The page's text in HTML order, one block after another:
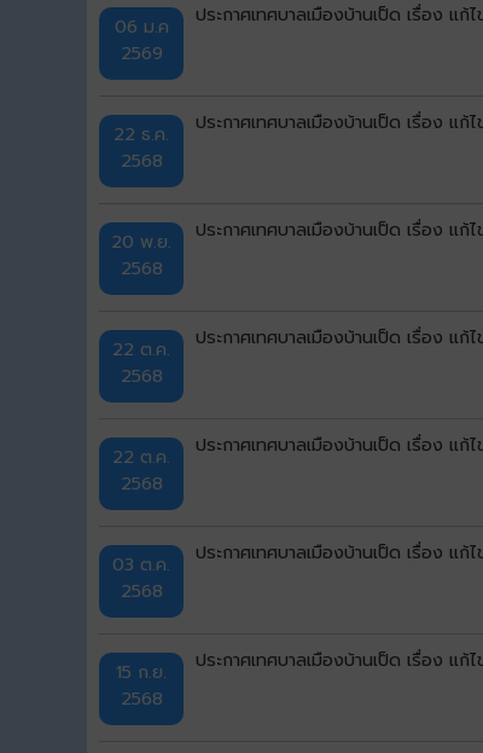
06 ม.ค
2569
ประกาศเทศบาลเมืองบ้านเป็ด เรื่อง แ
22 ธ.ค.
2568
ประกาศเทศบาลเมืองบ้านเป็ด เรื่อง แ
20 พ.ย.
2568
ประกาศเทศบาลเมืองบ้านเป็ด เรื่อง แ
22 ต.ค.
2568
ประกาศเทศบาลเมืองบ้านเป็ด เรื่อง แ
22 ต.ค.
2568
ประกาศเทศบาลเมืองบ้านเป็ด เรื่อง แ
03 ต.ค.
2568
ประกาศเทศบาลเมืองบ้านเป็ด เรื่อง แ
15 ก.ย.
2568
ประกาศเทศบาลเมืองบ้านเป็ด เรื่อง แ